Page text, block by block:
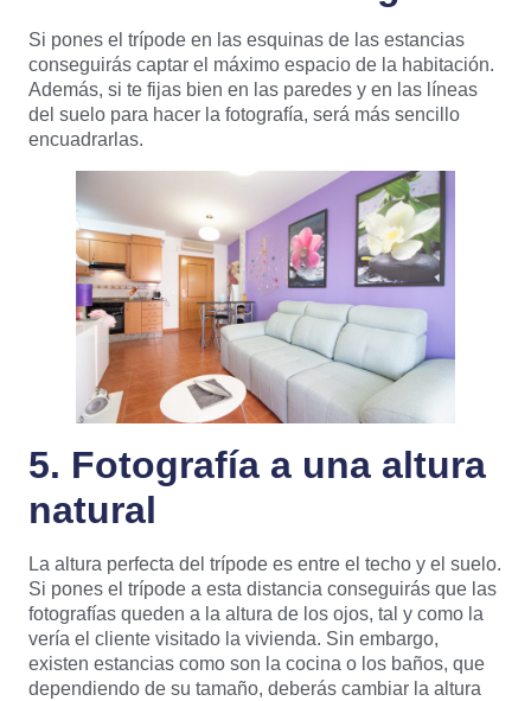
Si pones el trípode en las esquinas de las estancias
conseguirás captar el máximo espacio de la habitación.
Además, si te fijas bien en las paredes y en las líneas
del suelo para hacer la fotografía, será más sencillo
encuadrarlas.
5. Fotografía a una altura
natural
La altura perfecta del trípode es entre el techo y el suelo.
Si pones el trípode a esta distancia conseguirás que las
fotografías queden a la altura de los ojos, tal y como la
vería el cliente visitado la vivienda. Sin embargo,
existen estancias como son la cocina o los baños, que
dependiendo de su tamaño, deberás cambiar la altura